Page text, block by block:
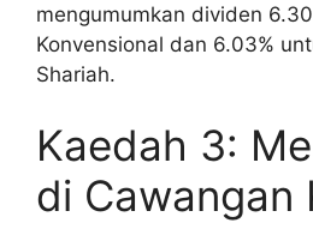
mengumumkan dividen
Konvensional dan 6.03%
Shariah.
Kaedah 3:
di Cawangan